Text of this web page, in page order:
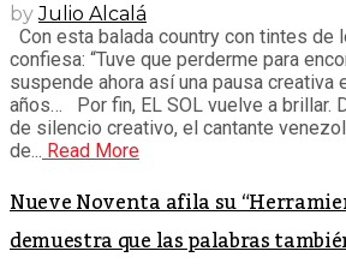
byJulio Alcalá
Con esta balada country con tintes de
confiesa: “Tuve que perderme para
suspende ahora así una pausa creativa
años… Por fin, EL SOL vuelve a brillar.
de silencio creativo, el cantante
de... Read More
Nueve Noventa afila su
demuestra que las palabras